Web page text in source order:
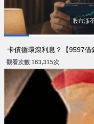
卡債循環滾利息？【9597借
觀看次數 163,315次